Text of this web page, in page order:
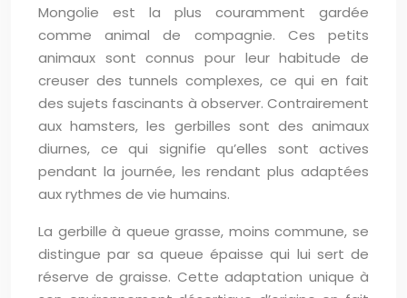
Mongolie est la plus couramment gardée
comme animal de compagnie. Ces petits
animaux sont connus pour leur habitude de
creuser des tunnels complexes, ce qui en fait
des sujets fascinants à observer. Contrairement
aux hamsters, les gerbilles sont des animaux
diurnes, ce qui signifie qu’elles sont actives
pendant la journée, les rendant plus adaptées
aux rythmes de vie humains.
La gerbille à queue grasse, moins commune, se
distingue par sa queue épaisse qui lui sert de
réserve de graisse. Cette adaptation unique à